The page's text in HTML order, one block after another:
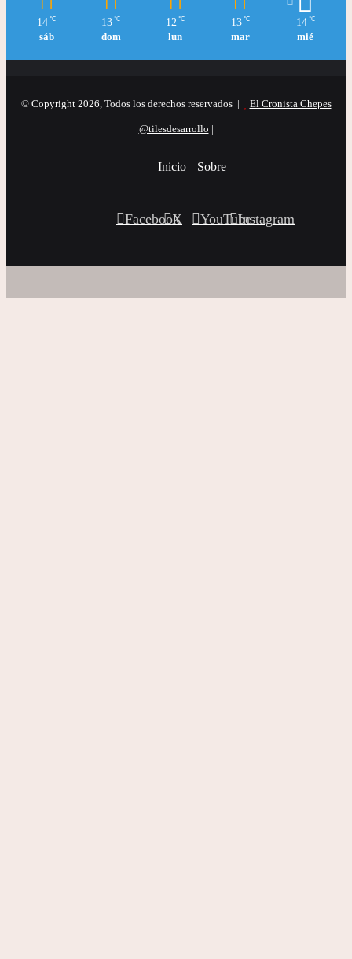
14 ℃
sáb
13 ℃
dom
12 ℃
lun
13 ℃
mar
14 ℃
mié
© Copyright 2026, Todos los derechos reservados | El Cronista Chepes
@tilesdesarrollo |
Inicio Sobre
Facebook
X YouTubeInstagram